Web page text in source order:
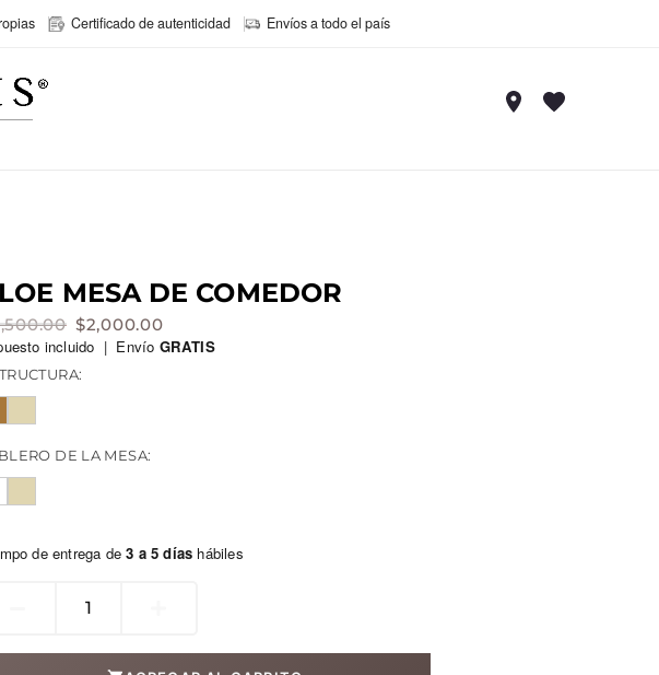
Certificado de autenticidad Envíos a todo el país
MESA DE COMEDOR
$2,000.00
DE LA MESA:
incluido | Envío GRATIS
de entrega de3 a 5 días hábiles
de